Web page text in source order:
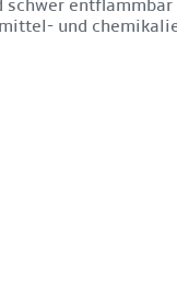
entflammbar
und